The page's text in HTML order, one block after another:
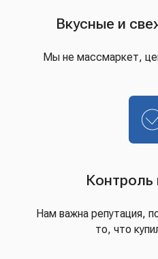
Вкусные и
Мы не массмаркет,
Контроль
Нам важна репутация,
то, что